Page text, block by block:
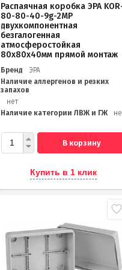
Распаячная коробка ЭРА
80-80-40-9g-2MP
двухкомпонентная
безгалогенная
атмосферостойкая
80х80х40мм прямой монтаж
Бренд
ЭРА
Наличие аллергенов и резких
запахов
нет
Наличие категории ЛВЖ и ГЖ
В корзину
Купить в 1 клик